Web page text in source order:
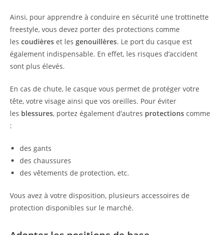
Ainsi, pour apprendre à conduire en sécurité une trottinette
freestyle, vous devez porter des protections comme
les coudières et les genouillères. Le port du casque est
également indispensable. En effet, les risques d’accident
sont plus élevés.
En cas de chute, le casque vous permet de protéger votre
tête, votre visage ainsi que vos oreilles. Pour éviter
les blessures, portez également d’autres protections comme
:
des gants
des chaussures
des vêtements de protection, etc.
Vous avez à votre disposition, plusieurs accessoires de
protection disponibles sur le marché.